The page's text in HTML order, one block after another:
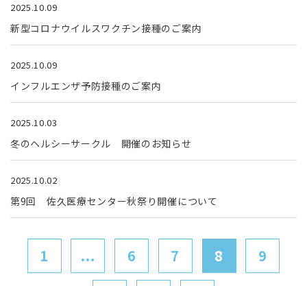
2025.10.09
新型コロナウイルスワクチン接種のご案内
2025.10.09
インフルエンザ予防接種のご案内
2025.10.03
冬のヘルシーサークル 開催のお知らせ
2025.10.02
第9回 佐久医療センター秋祭り開催について
1 ... 6 7 8 9